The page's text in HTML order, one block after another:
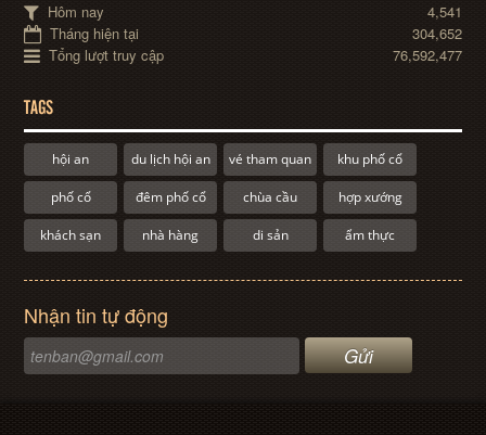
Hôm nay
4,541
Tháng hiện tại
304,652
Tổng lượt truy cập
76,592,477
TAGS
hội an du lịch hội an vé tham quan khu phố cổ
phố cổ đêm phố cổ chùa cầu hợp xướng
khách sạn nhà hàng di sản ẩm thực
Nhận tin tự động